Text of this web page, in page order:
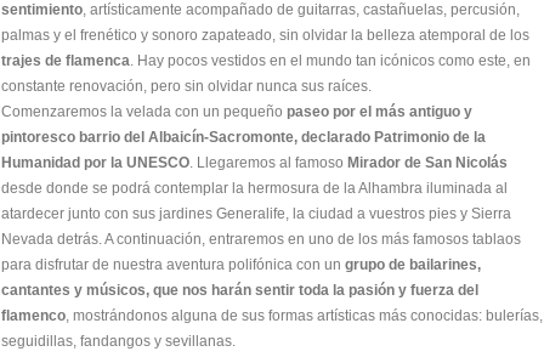
sentimiento, artísticamente acompañado de guitarras, castañuelas, percusión,
palmas y el frenético y sonoro zapateado, sin olvidar la belleza atemporal de los
trajes de flamenca. Hay pocos vestidos en el mundo tan icónicos como este, en
constante renovación, pero sin olvidar nunca sus raíces.
Comenzaremos la velada con un pequeño paseo por el más antiguo y
pintoresco barrio del Albaicín-Sacromonte, declarado Patrimonio de la
Humanidad por la UNESCO. Llegaremos al famoso Mirador de San Nicolás
desde donde se podrá contemplar la hermosura de la Alhambra iluminada al
atardecer junto con sus jardines Generalife, la ciudad a vuestros pies y Sierra
Nevada detrás. A continuación, entraremos en uno de los más famosos tablaos
para disfrutar de nuestra aventura polifónica con un grupo de bailarines,
cantantes y músicos, que nos harán sentir toda la pasión y fuerza del
flamenco, mostrándonos alguna de sus formas artísticas más conocidas: bulerías,
seguidillas, fandangos y sevillanas.